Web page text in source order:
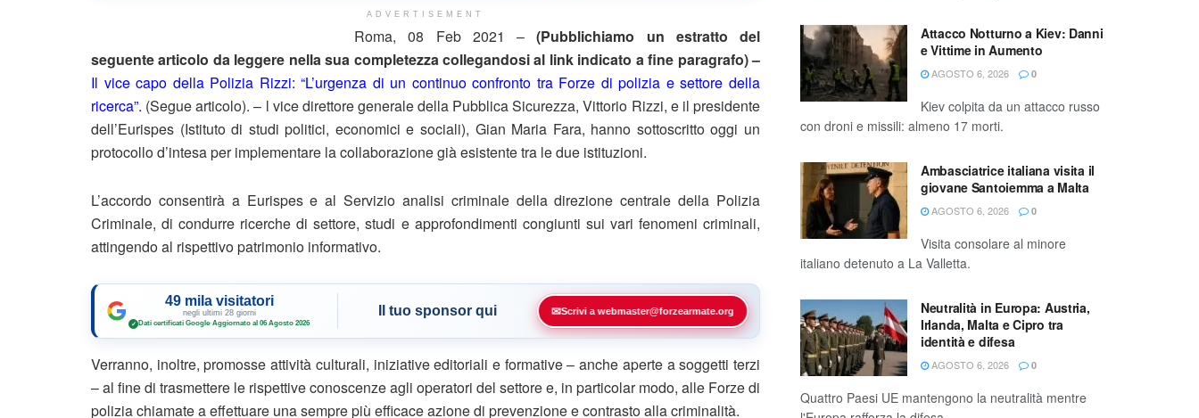
ADVERTISEMENT
Roma, 08 Feb 2021 –(Pubblichiamo un estratto del
seguente articolo da leggere nella sua completezza collegandosi al link indicato a fine paragrafo) –
Il vice capo della Polizia Rizzi: “L’urgenza di un continuo confronto tra Forze di polizia e settore della
ricerca”. (Segue articolo). – l vice direttore generale della Pubblica Sicurezza, Vittorio Rizzi, e il presidente
dell’Eurispes (Istituto di studi politici, economici e sociali), Gian Maria Fara, hanno sottoscritto oggi un
protocollo d’intesa per implementare la collaborazione già esistente tra le due istituzioni.
L’accordo consentirà a Eurispes e al Servizio analisi criminale della direzione centrale della Polizia
Criminale, di condurre ricerche di settore, studi e approfondimenti congiunti sui vari fenomeni criminali,
attingendo al rispettivo patrimonio informativo.
49 mila visitatori
negli ultimi 28 giorni
✓ Dati certificati Google·Aggiornato al 06 Agosto 2026
Il tuo sponsor qui ✉Scrivi a webmaster@forzearmate.org
Verranno, inoltre, promosse attività culturali, iniziative editoriali e formative – anche aperte a soggetti terzi
– al fine di trasmettere le rispettive conoscenze agli operatori del settore e, in particolar modo, alle Forze di
polizia chiamate a effettuare una sempre più efficace azione di prevenzione e contrasto alla criminalità.
Attacco Notturno a Kiev: Danni
e Vittime in Aumento
AGOSTO 6, 2026 0
Kiev colpita da un attacco russo
con droni e missili: almeno 17 morti.
Ambasciatrice italiana visita il
giovane Santoiemma a Malta
AGOSTO 6, 2026 0
Visita consolare al minore
italiano detenuto a La Valletta.
Neutralità in Europa: Austria,
Irlanda, Malta e Cipro tra
identità e difesa
AGOSTO 6, 2026 0
Quattro Paesi UE mantengono la neutralità mentre